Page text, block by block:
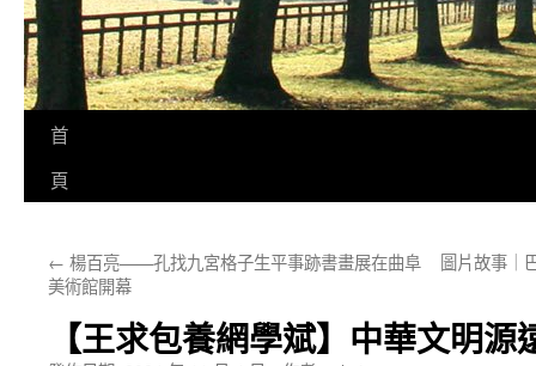
首
頁
← 楊百亮——孔找九宮格子生平事跡書畫展在曲阜
美術館開幕
圖片故事｜
【王求包養網學斌】中華文明